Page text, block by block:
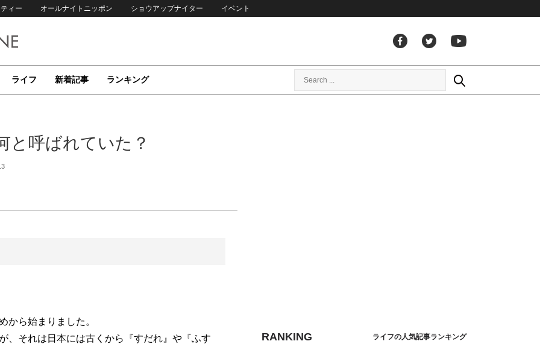
ィー オールナイトニッポン ショウアップナイター イベント
ライフ 新着記事 ランキング
と呼ばれていた？
から始まりました。
、それは日本には古くから『すだれ』や『ふす
RANKING ライフの人気記事ランキング